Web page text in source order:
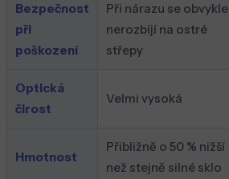
Bezpečnost
při
poškození
Při nárazu se obvykle
nerozbíjí na ostré
střepy
Optická
čirost
Velmi vysoká
Hmotnost
Přibližně o 50 % nižší
než stejně silné sklo